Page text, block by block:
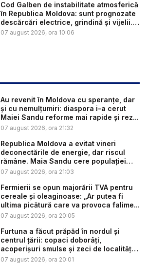
Cod Galben de instabilitate atmosferică
în Republica Moldova: sunt prognozate
descărcări electrice, grindină și vijelii.
...
07 august 2026, ora 10:06
Au revenit în Moldova cu speranțe, dar
și cu nemulțumiri: diaspora i-a cerut
Maiei Sandu reforme mai rapide și rez...
07 august 2026, ora 21:32
Republica Moldova a evitat vineri
deconectările de energie, dar riscul
rămâne. Maia Sandu cere populației
să...
07 august 2026, ora 21:03
Fermierii se opun majorării TVA pentru
cereale și oleaginoase: „Ar putea fi
ultima picătură care va provoca falime...
07 august 2026, ora 20:05
Furtuna a făcut prăpăd în nordul și
centrul țării: copaci doborâți,
acoperișuri smulse și zeci de localități
...
07 august 2026, ora 20:01